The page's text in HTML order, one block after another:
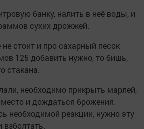
банку, налить в неё воды, и
сухих дрожжей.
стоит и про сахарный песок
125 добавить нужно, то бишь,
стакана.
необходимо прикрыть марлей,
место и дождаться брожения.
необходимой реакции, нужно эту
взболтать.